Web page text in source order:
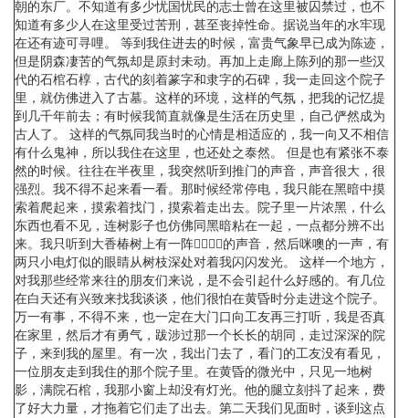
朝的东厂。不知道有多少忧国忧民的志士曾在这里被囚禁过，也不
知道有多少人在这里受过苦刑，甚至丧掉性命。据说当年的水牢现
在还有迹可寻哩。 等到我住进去的时候，富贵气象早已成为陈迹，
但是阴森凄苦的气氛却是原封未动。再加上走廊上陈列的那一些汉
代的石棺石椁，古代的刻着篆字和隶字的石碑，我一走回这个院子
里，就仿佛进入了古墓。这样的环境，这样的气氛，把我的记忆提
到几千年前去；有时候我简直就像是生活在历史里，自己俨然成为
古人了。 这样的气氛同我当时的心情是相适应的，我一向又不相信
有什么鬼神，所以我住在这里，也还处之泰然。 但是也有紧张不泰
然的时候。往往在半夜里，我突然听到推门的声音，声音很大，很
强烈。我不得不起来看一看。那时候经常停电，我只能在黑暗中摸
索着爬起来，摸索着找门，摸索着走出去。院子里一片浓黑，什么
东西也看不见，连树影子也仿佛同黑暗粘在一起，一点都分辨不出
来。我只听到大香椿树上有一阵的声音，然后咪噢的一声，有
两只小电灯似的眼睛从树枝深处对着我闪闪发光。 这样一个地方，
对我那些经常来往的朋友们来说，是不会引起什么好感的。有几位
在白天还有兴致来找我谈谈，他们很怕在黄昏时分走进这个院子。
万一有事，不得不来，也一定在大门口向工友再三打听，我是否真
在家里，然后才有勇气，跋涉过那一个长长的胡同，走过深深的院
子，来到我的屋里。有一次，我出门去了，看门的工友没有看见，
一位朋友走到我住的那个院子里。在黄昏的微光中，只见一地树
影，满院石棺，我那小窗上却没有灯光。他的腿立刻抖了起来，费
了好大力量，才拖着它们走了出去。第二天我们见面时，谈到这点